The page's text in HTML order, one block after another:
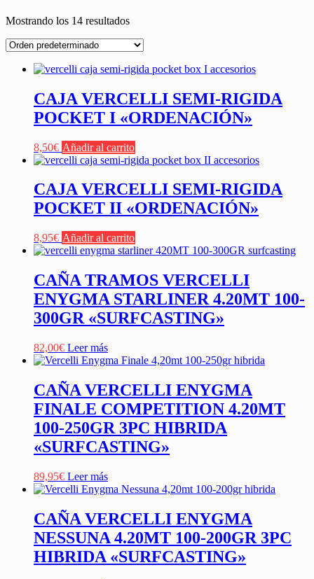
Mostrando los 14 resultados
CAJA VERCELLI SEMI-RIGIDA
POCKET I «ORDENACIÓN»
8,50€ Añadir al carrito
CAJA VERCELLI SEMI-RIGIDA
POCKET II «ORDENACIÓN»
8,95€ Añadir al carrito
CAÑA TRAMOS VERCELLI
ENYGMA STARLINER 4.20MT 100-
300GR «SURFCASTING»
82,00€ Leer más
CAÑA VERCELLI ENYGMA
FINALE COMPETITION 4.20MT
100-250GR 3PC HIBRIDA
«SURFCASTING»
89,95€ Leer más
CAÑA VERCELLI ENYGMA
NESSUNA 4.20MT 100-200GR 3PC
HIBRIDA «SURFCASTING»